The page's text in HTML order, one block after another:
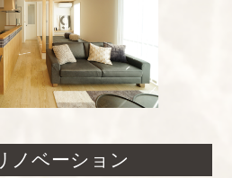
ノベーション